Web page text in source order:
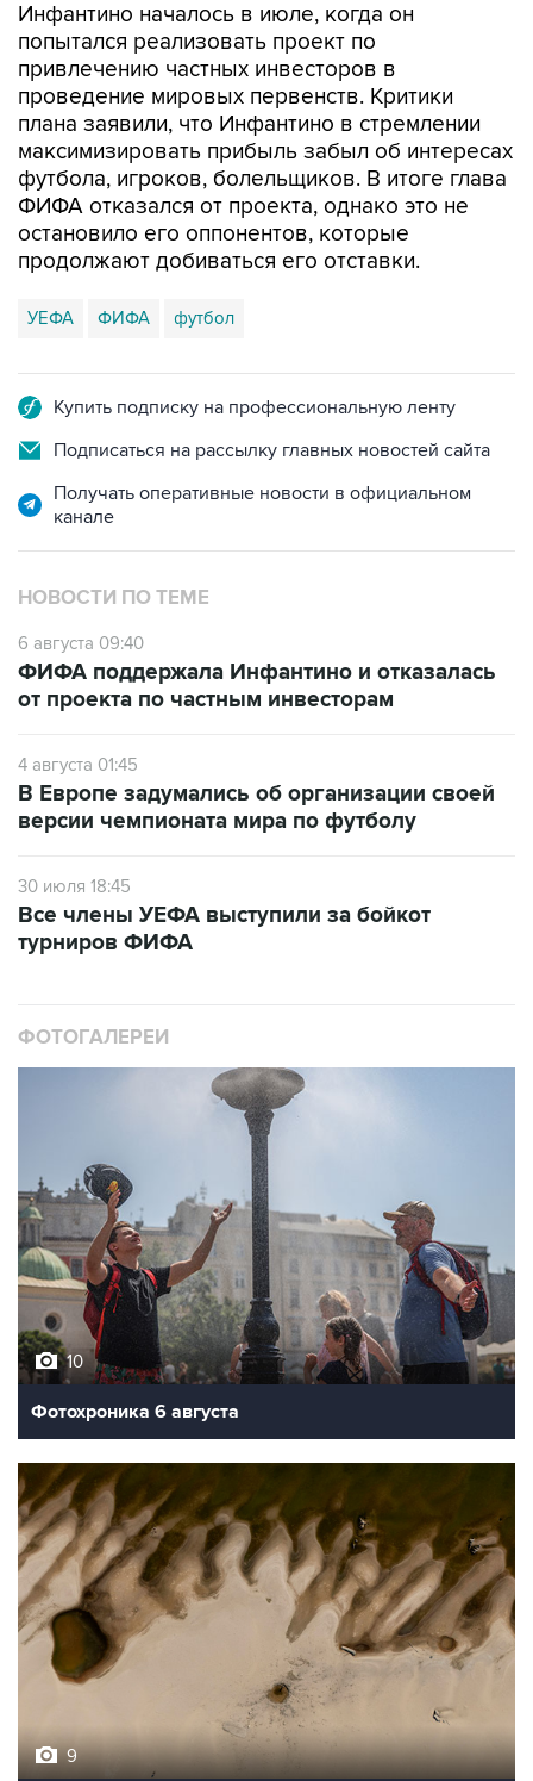
Инфантино началось в июле, когда он
попытался реализовать проект по
привлечению частных инвесторов в
проведение мировых первенств. Критики
плана заявили, что Инфантино в стремлении
максимизировать прибыль забыл об интересах
футбола, игроков, болельщиков. В итоге глава
ФИФА отказался от проекта, однако это не
остановило его оппонентов, которые
продолжают добиваться его отставки.
УЕФА ФИФА футбол
Купить подписку на профессиональную ленту
Подписаться на рассылку главных новостей сайта
Получать оперативные новости в официальном
канале
НОВОСТИ ПО ТЕМЕ
6 августа 09:40
ФИФА поддержала Инфантино и отказалась
от проекта по частным инвесторам
4 августа 01:45
В Европе задумались об организации своей
версии чемпионата мира по футболу
30 июля 18:45
Все члены УЕФА выступили за бойкот
турниров ФИФА
ФОТОГАЛЕРЕИ
10
Фотохроника 6 августа
9